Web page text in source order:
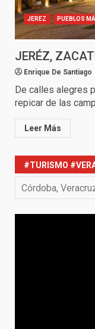
JEREZ PUEBLOS
JERÉZ,
Enrique De Santiago
De calles alegres
repicar de las
Leer Más
#TURISMO